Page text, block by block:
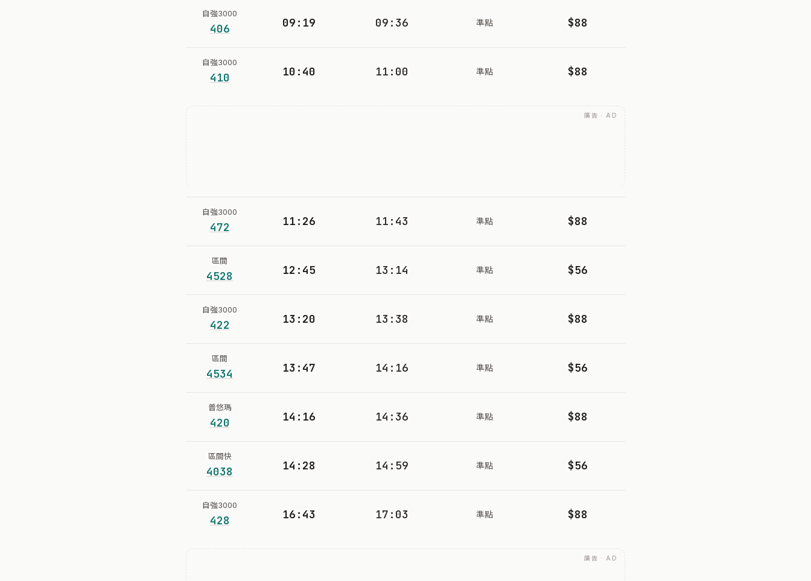
自強3000
406 09:19 09:36 準點 $88
自強3000
410 10:40 11:00 準點 $88
廣告 · AD
自強3000
472 11:26 11:43 準點 $88
區間
4528 12:45 13:14 準點 $56
自強3000
422 13:20 13:38 準點 $88
區間
4534 13:47 14:16 準點 $56
普悠瑪
420 14:16 14:36 準點 $88
區間快
4038 14:28 14:59 準點 $56
自強3000
428 16:43 17:03 準點 $88
廣告 · AD